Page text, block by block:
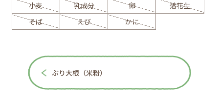
小麦 乳成分 卵
落花生
そば
えび かに
ぶり大根（米粉）